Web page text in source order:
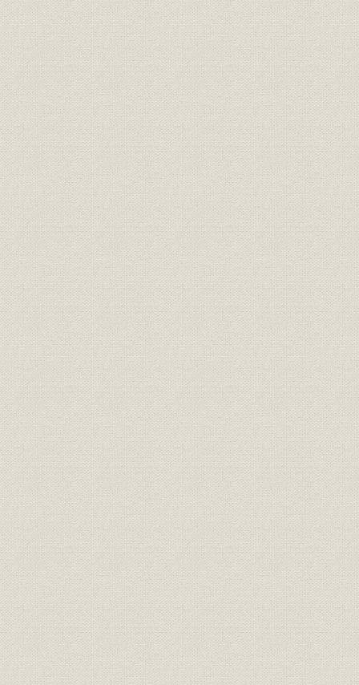
出版 本社刊行物
広報 社内報「だいこう」
定款 定款 平成3年6
役員
歴代役員任期一覧(近畿広告以
降)
昭和19年~
経営者 歴代代表者(近畿広告以降)
役員 現役員 1993年6
組織 大広組織図 1993年10
業界 日本の広告費と大広主要指標 昭和19年~
事業所 事業所・関係会社の変遷 1994年1月
事業所 事業所所在地 1993年10
関係会社 主な関係会社 1994年1月